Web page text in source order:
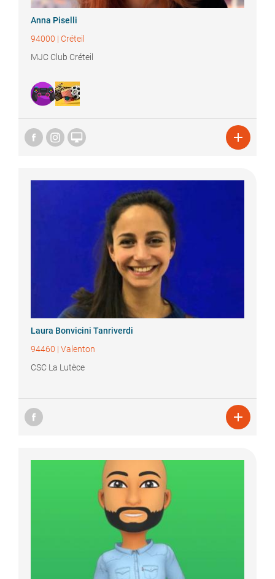
Anna Piselli
94000 | Créteil
MJC Club Créteil
 
Laura Bonvicini Tanriverdi
94460 | Valenton
CSC La Lutèce
